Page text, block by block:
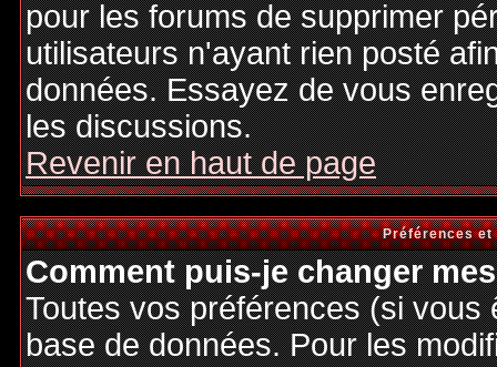
pour les forums de supprimer
utilisateurs n'ayant rien posté
données. Essayez de vous
les discussions.
Revenir en haut de page
Préférences
Comment puis-je changer
Toutes vos préférences (si
base de données. Pour les